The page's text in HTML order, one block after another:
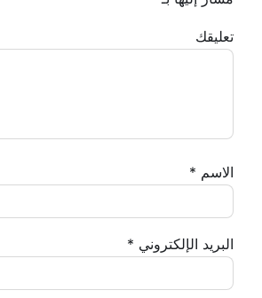
تعليقك
الاسم *
البريد الإلكتروني *